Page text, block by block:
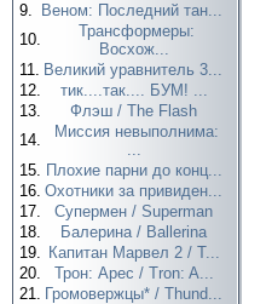
9.
Веном: Последний тан...
10.
Трансформеры:
Восхож...
11. Великий уравнитель 3...
12.
тик....так.... БУМ! ...
13.
Флэш / The Flash
14.
Миссия невыполнима:
...
15. Плохие парни до конц...
16. Охотники за привиден...
17.
Супермен / Superman
18.
Балерина / Ballerina
19. Капитан Марвел 2 / T...
20.
Трон: Арес / Tron: A...
21. Громовержцы* / Thund...